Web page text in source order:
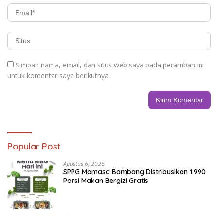
Simpan nama, email, dan situs web saya pada peramban ini
untuk komentar saya berikutnya.
Popular Post
Agustus 6, 2026
SPPG Mamasa Bambang Distribusikan 1.990
Porsi Makan Bergizi Gratis